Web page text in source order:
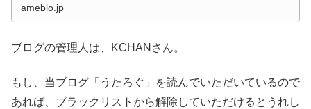
ameblo.jp
ブログの管理人は、KCHANさん。
もし、当ブログ「うたろぐ」を読んでいただいているので
あれば、ブラックリストから解除していただけるとうれし